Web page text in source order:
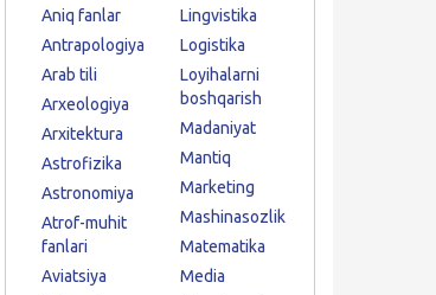
Aniq fanlar
Antrapologiya
Arab tili
Arxeologiya
Arxitektura
Astrofizika
Astronomiya
Atrof-muhit
fanlari
Aviatsiya
Lingvistika
Logistika
Loyihalarni
boshqarish
Madaniyat
Mantiq
Marketing
Mashinasozlik
Matematika
Media